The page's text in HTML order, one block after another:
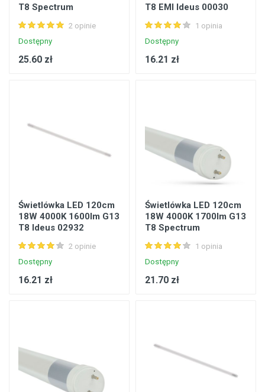
T8 Spectrum
2 opinie
Dostępny
25.60 zł
T8 EMI Ideus 00030
1 opinia
Dostępny
16.21 zł
Świetlówka LED 120cm
18W 4000K 1600lm G13
T8 Ideus 02932
2 opinie
Dostępny
16.21 zł
Świetlówka LED 120cm
18W 4000K 1700lm G13
T8 Spectrum
1 opinia
Dostępny
21.70 zł